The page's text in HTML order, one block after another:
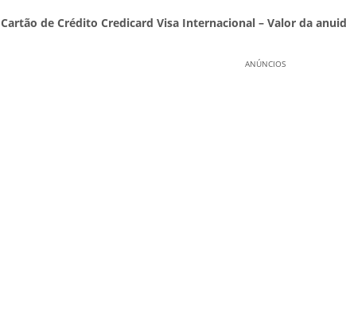
Cartão de Crédito Credicard Visa Internacional – Valor da
ANÚNCIOS